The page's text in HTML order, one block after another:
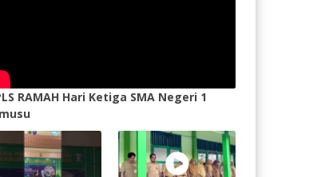
RAMAH Hari Ketiga SMA Negeri 1